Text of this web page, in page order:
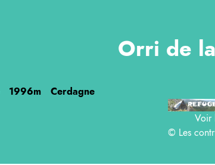
Orri de
1996m
Cerdagne
Voir
© Les